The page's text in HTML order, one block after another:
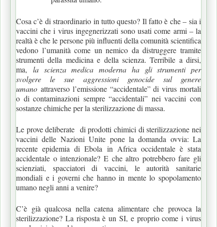
Cosa c’è di straordinario in tutto questo? Il fatto è che – sia i
vaccini che i virus ingegnerizzati sono usati come armi – la
realtà è che le persone più influenti della comunità scientifica
vedono l’umanità come un nemico da distruggere tramite
strumenti della medicina e della scienza. Terribile a dirsi,
ma, la scienza medica moderna ha gli strumenti per
svolgere le sue aggressioni genocide sul genere
umano attraverso l’emissione “accidentale” di virus mortali
o di contaminazioni sempre “accidentali” nei vaccini con
sostanze chimiche per la sterilizzazione di massa.
Le prove deliberate di prodotti chimici di sterilizzazione nei
vaccini delle Nazioni Unite pone la domanda ovvia: La
recente epidemia di Ebola in Africa occidentale è stata
accidentale o intenzionale? E che altro potrebbero fare gli
scienziati, spacciatori di vaccini, le autorità sanitarie
mondiali e i governi che hanno in mente lo spopolamento
umano negli anni a venire?
C’è già qualcosa nella catena alimentare che provoca la
sterilizzazione? La risposta è un SI, e proprio come i virus